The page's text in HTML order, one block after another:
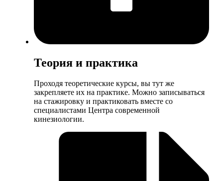
Теория и практика
Проходя теоретические курсы, вы тут же
закрепляете их на практике. Можно записываться
на стажировку и практиковать вместе со
специалистами Центра современной
кинезиологии.